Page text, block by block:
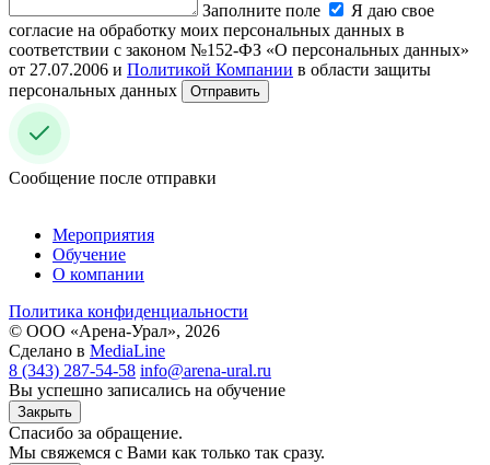
Заполните поле
Я даю свое
согласие на обработку моих персональных данных в
соответствии с законом №152-ФЗ «О персональных данных»
от 27.07.2006 и Политикой Компании в области защиты
персональных данных
Отправить
Сообщение после отправки
Мероприятия
Обучение
О компании
Политика конфиденциальности
© ООО «Арена-Урал», 2026
Сделано в MediaLine
8 (343) 287-54-58 info@arena-ural.ru
Вы успешно записались на обучение
Закрыть
Спасибо за обращение.
Мы свяжемся с Вами как только так сразу.